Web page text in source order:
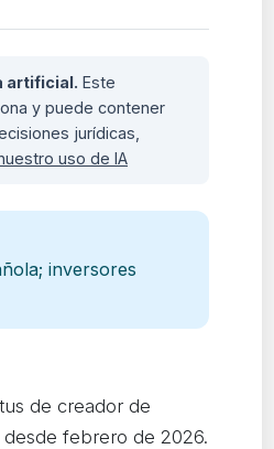
artificial. Este
y puede contener
jurídicas,
uso de IA
inversores
de creador de
febrero de 2026.